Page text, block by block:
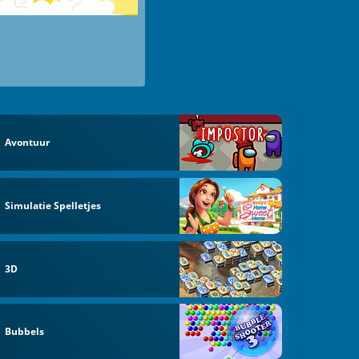
Avontuur
Simulatie Spelletjes
3D
Bubbels